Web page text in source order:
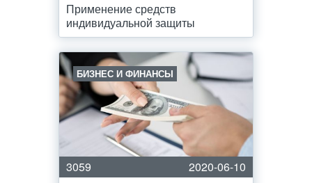
Применение средств
индивидуальной защиты
БИЗНЕС И ФИНАНСЫ
3059 2020-06-10